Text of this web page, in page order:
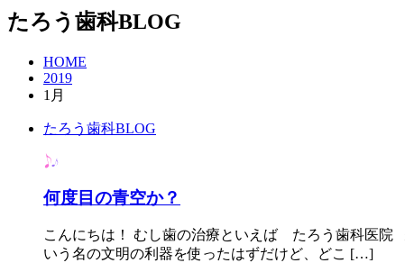
たろう歯科BLOG
HOME
2019
1月
たろう歯科BLOG
何度目の青空か？
こんにちは！ むし歯の治療といえば たろう歯科医院
いう名の文明の利器を使ったはずだけど、どこ […]